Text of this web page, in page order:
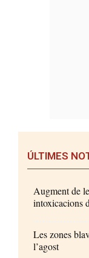
ÚLTIMES
Augment de
intoxicacions
Les zones
l’agost